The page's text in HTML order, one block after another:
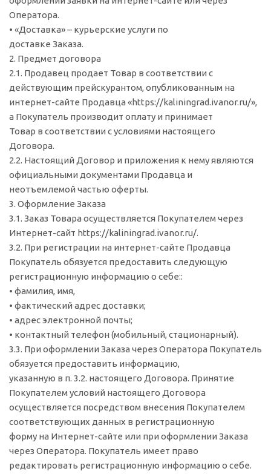
Оператора.
• «Доставка» – курьерские услуги по
доставке Заказа.
2. Предмет договора
2.1. Продавец продает Товар в соответствии с
действующим прейскурантом, опубликованным на
интернет-сайте Продавца «https://kaliningrad.ivanor.ru/»,
а Покупатель производит оплату и принимает
Товар в соответствии с условиями настоящего
Договора.
2.2. Настоящий Договор и приложения к нему являются
официальными документами Продавца и
неотъемлемой частью оферты.
3. Оформление Заказа
3.1. Заказ Товара осуществляется Покупателем через
Интернет-сайт https://kaliningrad.ivanor.ru/.
3.2. При регистрации на интернет-сайте Продавца
Покупатель обязуется предоставить следующую
регистрационную информацию о себе::
• фамилия, имя,
• фактический адрес доставки;
• адрес электронной почты;
• контактный телефон (мобильный, стационарный).
3.3. При оформлении Заказа через Оператора Покупатель
обязуется предоставить информацию,
указанную в п. 3.2. настоящего Договора. Принятие
Покупателем условий настоящего Договора
осуществляется посредством внесения Покупателем
соответствующих данных в регистрационную
форму на Интернет-сайте или при оформлении Заказа
через Оператора. Покупатель имеет право
редактировать регистрационную информацию о себе.